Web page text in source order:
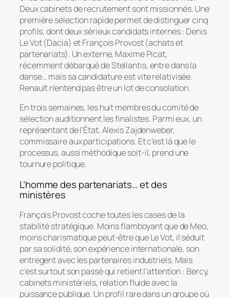
Deux cabinets de recrutement sont missionnés. Une
première sélection rapide permet de distinguer cinq
profils, dont deux sérieux candidats internes : Denis
Le Vot (Dacia) et François Provost (achats et
partenariats). Un externe, Maxime Picat,
récemment débarqué de Stellantis, entre dans la
danse… mais sa candidature est vite relativisée.
Renault n’entend pas être un lot de consolation.
En trois semaines, les huit membres du comité de
sélection auditionnent les finalistes. Parmi eux, un
représentant de l’État, Alexis Zajdenweber,
commissaire aux participations. Et c’est là que le
processus, aussi méthodique soit-il, prend une
tournure politique.
L’homme des partenariats… et des
ministères
François Provost coche toutes les cases de la
stabilité stratégique. Moins flamboyant que de Meo,
moins charismatique peut-être que Le Vot, il séduit
par sa solidité, son expérience internationale, son
entregent avec les partenaires industriels. Mais
c’est surtout son passé qui retient l’attention : Bercy,
cabinets ministériels, relation fluide avec la
puissance publique. Un profil rare dans un groupe où